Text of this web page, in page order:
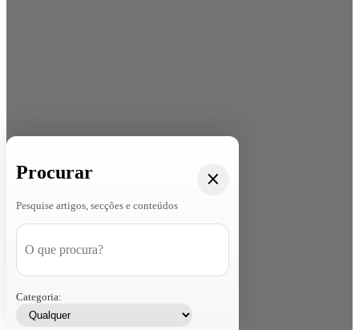
Procurar
Pesquise artigos, secções e conteúdos
Categoria: